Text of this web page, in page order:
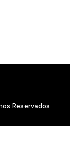
Reservados